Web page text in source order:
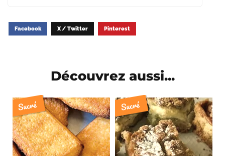
Facebook X / Twitter Pinterest
Découvrez aussi...
Sucré Sucré